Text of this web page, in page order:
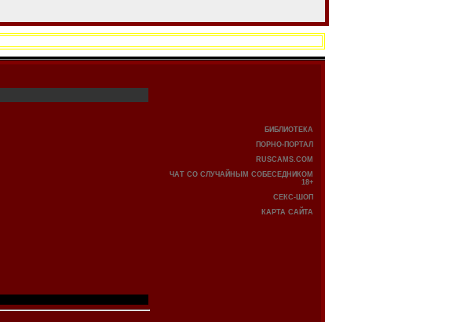
БИБЛИОТЕКА
ПОРНО-ПОРТАЛ
RUSCAMS.COM
ЧАТ СО СЛУЧАЙНЫМ СОБЕСЕДНИКОМ
18+
СЕКС-ШОП
КАРТА САЙТА